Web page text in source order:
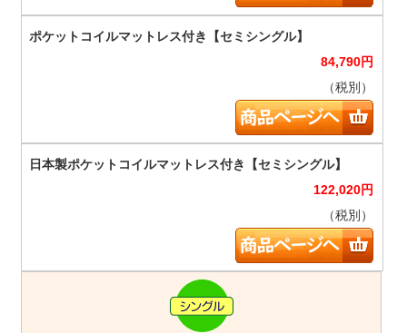
84,790円
（税別）
122,020円
（税別）